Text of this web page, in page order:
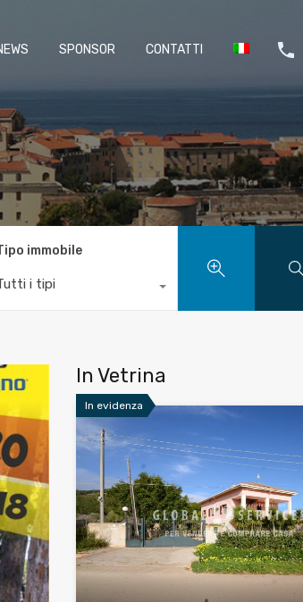
SPONSOR CONTATTI
immobile
i tipi
In Vetrina
In evidenza